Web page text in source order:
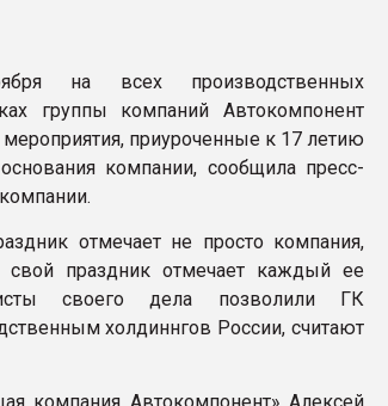
на всех производственных
группы компаний Автокомпонент
приуроченные к 17 летию
компании, сообщила пресс-
отмечает не просто компания,
свой праздник отмечает каждый ее
своего дела позволили ГК
холдиннгов России, считают